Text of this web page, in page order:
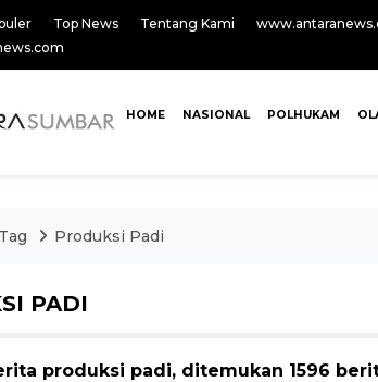
Top News Tentang Kami
HOME NASIONAL POLHUKAM
Tag Produksi Padi
PADI
produksi padi, ditemukan 1596